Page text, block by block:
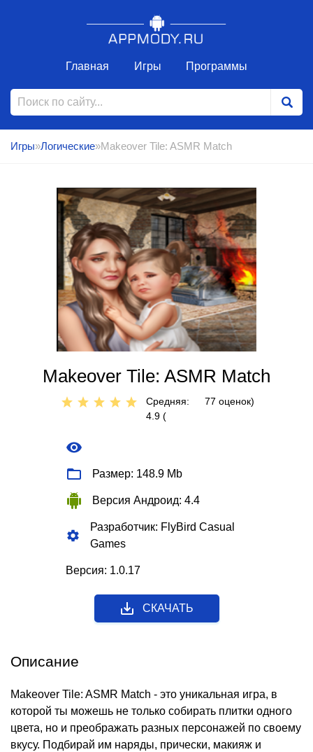
Главная Игры Программы
Игры»Логические»Makeover Tile: ASMR Match
Makeover Tile: ASMR Match
Средняя:
4.9 (
77 оценок)
Размер: 148.9 Mb
Версия Андроид: 4.4
Разработчик: FlyBird Casual
Games
Версия: 1.0.17
СКАЧАТЬ
Описание
Makeover Tile: ASMR Match - это уникальная игра, в
которой ты можешь не только собирать плитки одного
цвета, но и преображать разных персонажей по своему
вкусу. Подбирай им наряды, прически, макияж и